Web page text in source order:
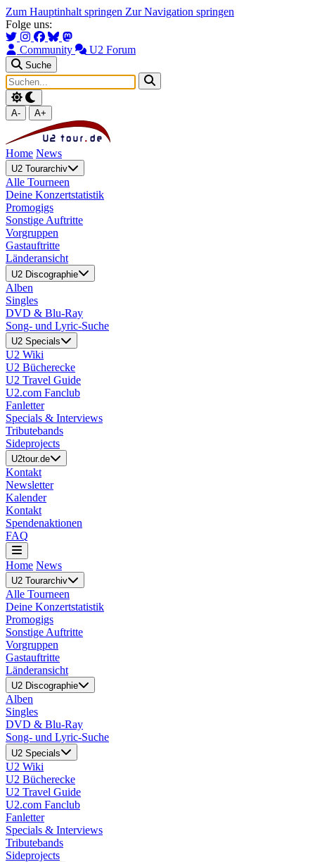
Zum Hauptinhalt springen Zur Navigation springen
Folge uns:
Community U2 Forum
Suche
A- A+
Home News
U2 Tourarchiv
Alle Tourneen
Deine Konzertstatistik
Promogigs
Sonstige Auftritte
Vorgruppen
Gastauftritte
Länderansicht
U2 Discographie
Alben
Singles
DVD & Blu-Ray
Song- und Lyric-Suche
U2 Specials
U2 Wiki
U2 Bücherecke
U2 Travel Guide
U2.com Fanclub
Fanletter
Specials & Interviews
Tributebands
Sideprojects
U2tour.de
Kontakt
Newsletter
Kalender
Kontakt
Spendenaktionen
FAQ
Home News
U2 Tourarchiv
Alle Tourneen
Deine Konzertstatistik
Promogigs
Sonstige Auftritte
Vorgruppen
Gastauftritte
Länderansicht
U2 Discographie
Alben
Singles
DVD & Blu-Ray
Song- und Lyric-Suche
U2 Specials
U2 Wiki
U2 Bücherecke
U2 Travel Guide
U2.com Fanclub
Fanletter
Specials & Interviews
Tributebands
Sideprojects